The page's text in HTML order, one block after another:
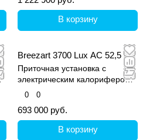
В корзину
Breezart 3700 Lux AC 52,5
Приточная установка с
электрическим калорифером
(AС)
0 0
693 000 руб.
В корзину